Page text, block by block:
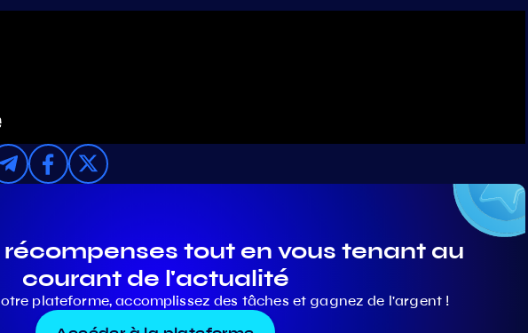
tout en vous tenant au
courant de l'actualité
plateforme, accomplissez des tâches et gagnez de l'argent !